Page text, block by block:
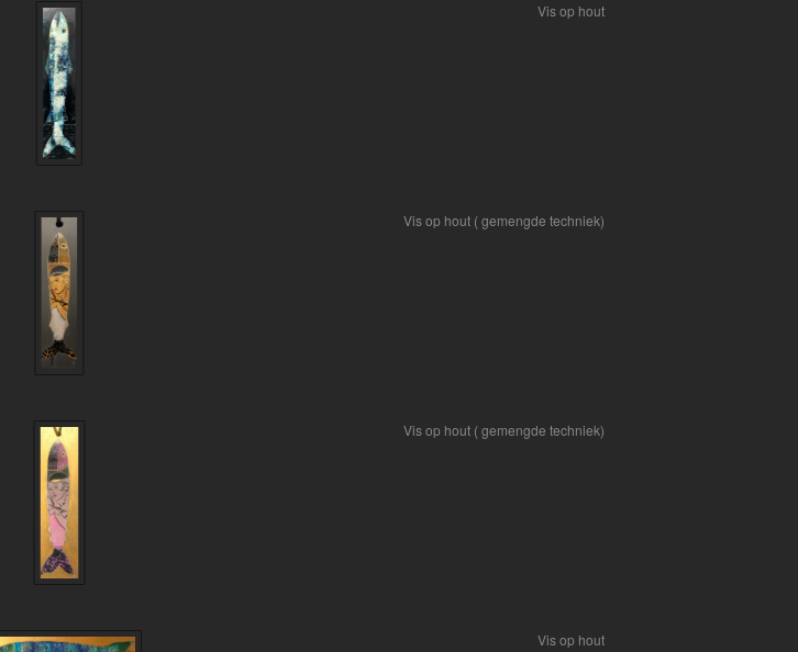
Vis op hout
Vis op hout ( gemengde techniek)
Vis op hout ( gemengde techniek)
Vis op hout